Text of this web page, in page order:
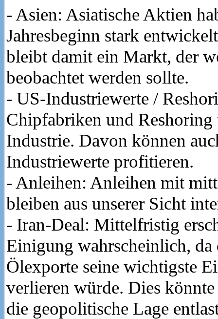
- Asien: Asiatische Aktien
Jahresbeginn stark
bleibt damit ein Markt, der
beobachtet werden sollte.
- US-Industriewerte /
Chipfabriken und
Industrie. Davon können
Industriewerte profitieren.
- Anleihen: Anleihen mit
bleiben aus unserer Sicht
- Iran-Deal: Mittelfristig
Einigung wahrscheinlich, da
Ölexporte seine wichtigste
verlieren würde. Dies
die geopolitische Lage